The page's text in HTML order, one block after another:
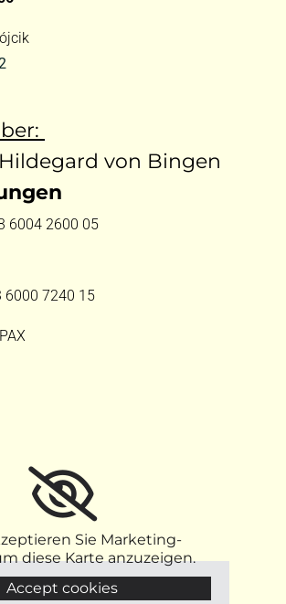
von Bingen
6004 2600 05
6000 7240 15
Sie Marketing-
diese Karte anzuzeigen.
Accept cookies